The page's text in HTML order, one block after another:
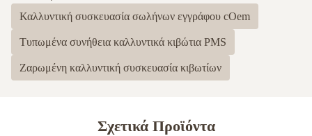
Καλλυντική συσκευασία σωλήνων εγγράφου cOem
Τυπωμένα συνήθεια καλλυντικά κιβώτια PMS
Ζαρωμένη καλλυντική συσκευασία κιβωτίων
Σχετικά Προϊόντα